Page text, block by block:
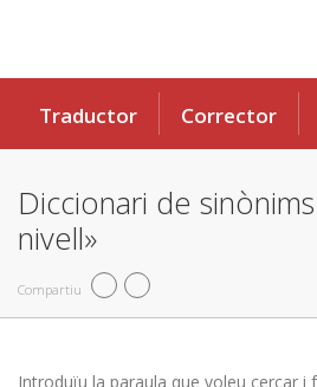
Traductor Corrector
Diccionari de
nivell»
Compartiu
Introduïu la paraula que voleu cercar i